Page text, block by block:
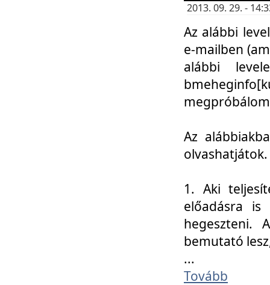
2013. 09. 29. -
Az alábbi
e-mailben
alábbi
Az
olvashatjátok.
1. Aki
előadásra
hegeszteni.
bemutató
...
Tovább